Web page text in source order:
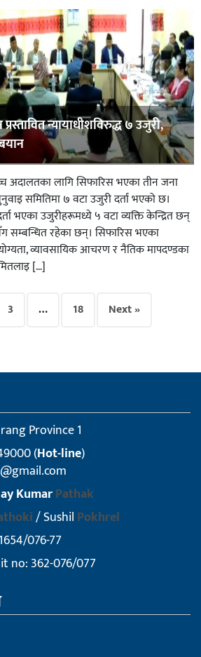
न्यायाधीशविरुद्ध ७ उजुरी,
अदालतका लागि सिफारिस भएका तीन जना
समितिमा ७ वटा उजुरी दर्ता भएको छ।
भएका उजुरीहरूमध्ये ५ वटा व्यक्ति केन्द्रित छन्
सम्बन्धित रहेका छन्। सिफारिस भएका
व्यावसायिक आचरण र नैतिक मापदण्डका
[…]
3 … 18 Next »
Province 1
(Hot-line)
KumarPathak
/ Sushil Pokhrel
076-77
no: 362-076/077